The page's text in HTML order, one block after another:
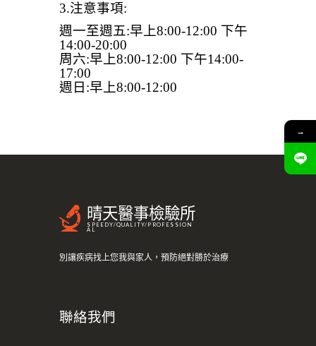
3.注意事項:
週一至週五:早上8:00-12:00 下午
14:00-20:00
周六:早上8:00-12:00 下午14:00-
17:00
週日:早上8:00-12:00
晴天醫事檢驗所
SPEEDY/QUALITY/PROFESSION
AL
別讓疾病找上您我與家人，預防絕對勝於治療
聯絡我們
→